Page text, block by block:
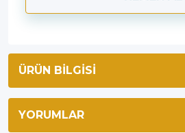
ÜRÜN BILGISI
YORUMLAR